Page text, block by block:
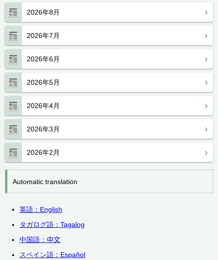
2026年8月
2026年7月
2026年6月
2026年5月
2026年4月
2026年3月
2026年2月
Automatic translation
英語：English
タガログ語： Tagalog
中国語： 中文
スペイン語： Español